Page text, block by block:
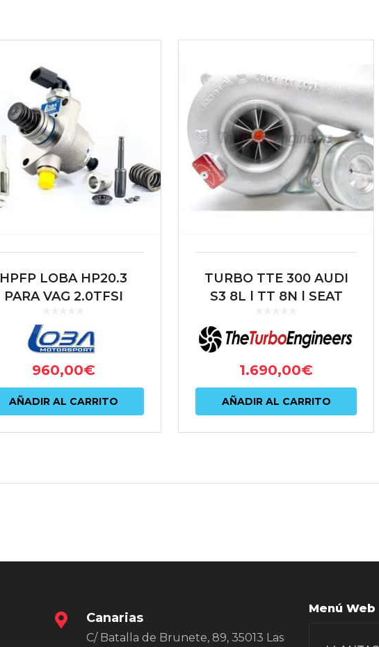
HPFP LOBA HP20.3
PARA VAG 2.0TFSI
960,00€
AÑADIR AL CARRITO
TURBO TTE 300 AUDI
S3 8L | TT 8N | SEAT
1.690,00€
AÑADIR AL CARRITO
Canarias
C/ Batalla de Brunete, 89, 35013 Las
Menú Web